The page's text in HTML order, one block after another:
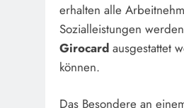
erhalten alle
Sozialleistungen
Girocard ausgestattet
können.
Das Besondere an